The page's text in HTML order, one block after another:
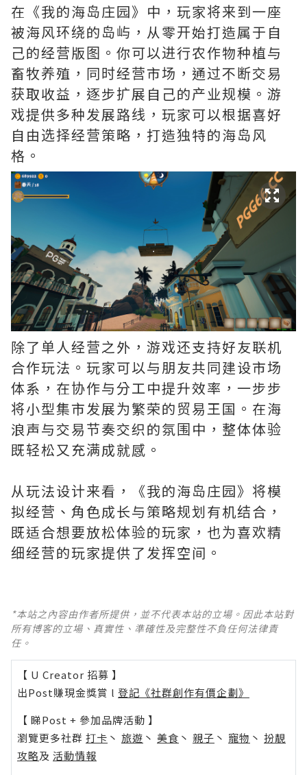
在《我的海岛庄园》中，玩家将来到一座
被海风环绕的岛屿，从零开始打造属于自
己的经营版图。你可以进行农作物种植与
畜牧养殖，同时经营市场，通过不断交易
获取收益，逐步扩展自己的产业规模。游
戏提供多种发展路线，玩家可以根据喜好
自由选择经营策略，打造独特的海岛风
格。
除了单人经营之外，游戏还支持好友联机
合作玩法。玩家可以与朋友共同建设市场
体系，在协作与分工中提升效率，一步步
将小型集市发展为繁荣的贸易王国。在海
浪声与交易节奏交织的氛围中，整体体验
既轻松又充满成就感。
从玩法设计来看，《我的海岛庄园》将模
拟经营、角色成长与策略规划有机结合，
既适合想要放松体验的玩家，也为喜欢精
细经营的玩家提供了发挥空间。
*本站之內容由作者所提供，並不代表本站的立場。因此本站對
所有博客的立場、真實性、準確性及完整性不負任何法律責
任。
【 U Creator 招募 】
出Post賺現金獎賞 l 登記《社群創作有價企劃》
【 睇Post + 參加品牌活動 】
瀏覽更多社群 打卡 丶 旅遊 丶 美食 丶 親子 丶 寵物 丶 扮靚
攻略及 活動情報